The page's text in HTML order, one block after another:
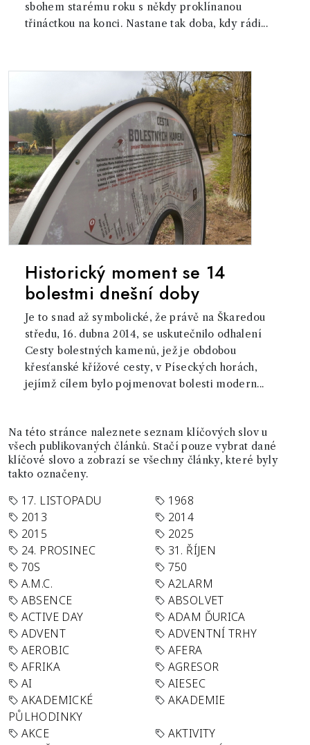
sbohem starému roku s někdy proklínanou
třináctkou na konci. Nastane tak doba, kdy rádi...
Historický moment se 14
bolestmi dnešní doby
Je to snad až symbolické, že právě na Škaredou
středu, 16. dubna 2014, se uskutečnilo odhalení
Cesty bolestných kamenů, jež je obdobou
křesťanské křížové cesty, v Píseckých horách,
jejímž cílem bylo pojmenovat bolesti modern...
Na této stránce naleznete seznam klíčových slov u
všech publikovaných článků. Stačí pouze vybrat dané
klíčové slovo a zobrazí se všechny články, které byly
takto označeny.
17. LISTOPADU
1968
2013
2014
2015
2025
24. PROSINEC
31. ŘÍJEN
70S
750
A.M.C.
A2LARM
ABSENCE
ABSOLVET
ACTIVE DAY
ADAM ĎURICA
ADVENT
ADVENTNÍ TRHY
AEROBIC
AFERA
AFRIKA
AGRESOR
AI
AIESEC
AKADEMICKÉ
PŮLHODINKY
AKADEMIE
AKCE
AKTIVITY